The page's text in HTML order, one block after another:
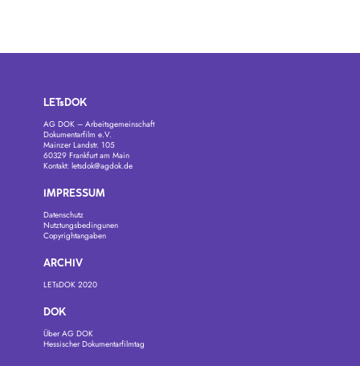
LETsDOK
AG DOK – Arbeitsgemeinschaft
Dokumentarfilm e.V.
Mainzer Landstr. 105
60329 Frankfurt am Main
Kontakt: letsdok@agdok.de
IMPRESSUM
Datenschutz
Nutztungsbedingunen
Copyrightangaben
ARCHIV
LETsDOK 2020
DOK
Über AG DOK
Hessischer Dokumentarfilmtag